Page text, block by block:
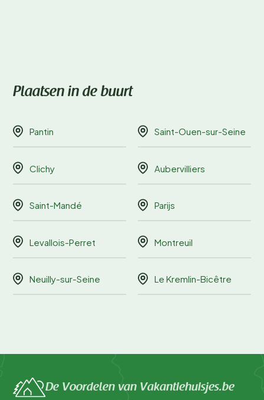
Plaatsen in de buurt
Pantin Saint-Ouen-sur-Seine
Clichy Aubervilliers
Saint-Mandé Parijs
Levallois-Perret Montreuil
Neuilly-sur-Seine Le Kremlin-Bicêtre
De Voordelen van Vakantiehuisjes.be